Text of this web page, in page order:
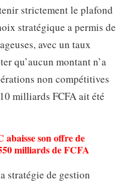
strictement le plafond
stratégique a permis de
avec un taux
qu’aucun montant n’a
non compétitives
milliards FCFA ait été
abaisse son offre de
milliards de FCFA
stratégie de gestion